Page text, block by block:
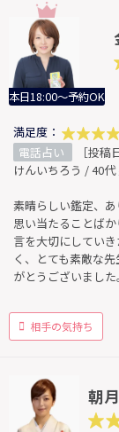
本日18:00～予約OK
満足度：
電話占い
［投
けんいちろう / 40代
素晴らしい鑑定、あ
思い当たることば
言を大切にしてい
く、とても素敵な
がとうございました。
相手の気持ち
朝月